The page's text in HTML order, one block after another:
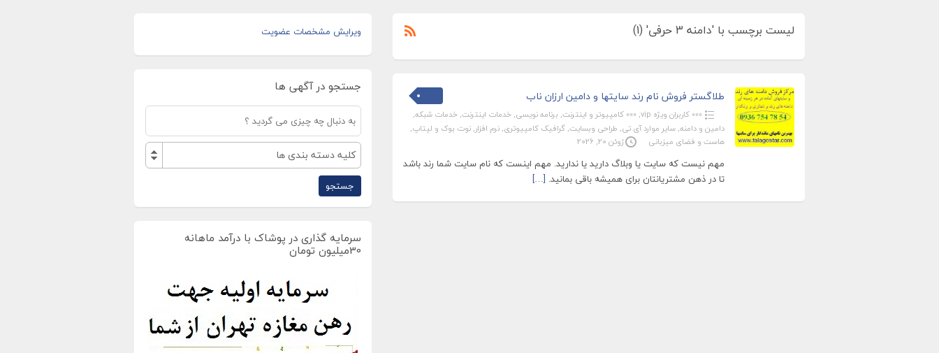
لیست برچسب با 'دامنه 3 حرفی' (1)
طلاگستر فروش نام رند سایتها و دامین ارزان ناب
»»» کاربران ویژه vip , »»» کامپیوتر و اینترنت, برنامه نویسی, خدمات اینترنت, خدمات شبکه,
دامین و دامنه, سایر موارد آی تی, طراحی وبسایت, گرافیک کامپیوتری, نرم افزار, نوت بوک و لپتاپ,
هاست و فضای میزبانی
ژوئن 20, 2026
مهم نیست که سایت یا وبلاگ دارید یا ندارید. مهم اینست که نام سایت شما رند باشد
تا در ذهن مشتریانتان برای همیشه باقی بمانید. […]
ویرایش مشخصات عضویت
جستجو در آگهی ها
کلیه دسته بندی ها
سرمایه گذاری در پوشاک با درآمد ماهانه
30میلیون تومان